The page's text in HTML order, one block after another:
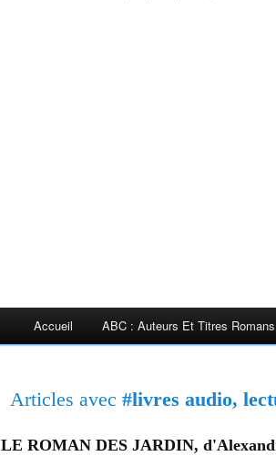
Accueil ABC : Auteurs Et Titres Romans
Articles avec #livres audio,
LE ROMAN DES JARDIN,